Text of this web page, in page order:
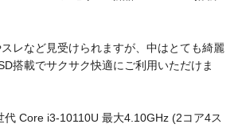
レなど見受けられますが、中はとても綺麗
搭載でサクサク快適にご利用いただけま
代 Core i3-10110U 最大4.10GHz (2コア4ス